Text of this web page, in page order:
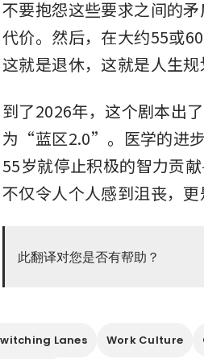
不要抱怨这些要求之间的
代价。然后，在大约55或
这就是退休，这就是人生规
到了2026年，这个剧本出
为“蓝区2.0”。医学的进
55岁就停止积极的智力贡
不仅令人个人感到沮丧，更
此翻译对您是否有帮助？
Lanes Work Culture